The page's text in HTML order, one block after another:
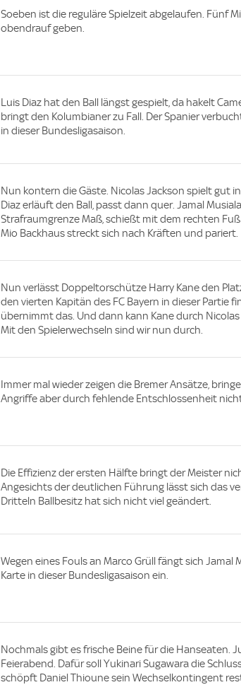
Soeben ist die reguläre Spielzeit abgelaufen. Fünf
obendrauf geben.
Luis Diaz hat den Ball längst gespielt, da hakelt
bringt den Kolumbianer zu Fall. Der Spanier
in dieser Bundesligasaison.
Nun kontern die Gäste. Nicolas Jackson spielt gut
Diaz erläuft den Ball, passt dann quer. Jamal
Strafraumgrenze Maß, schießt mit dem rechten
Mio Backhaus streckt sich nach Kräften und pariert.
Nun verlässt Doppeltorschütze Harry Kane den
den vierten Kapitän des FC Bayern in dieser Partie
übernimmt das. Und dann kann Kane durch
Mit den Spielerwechseln sind wir nun durch.
Immer mal wieder zeigen die Bremer Ansätze,
Angriffe aber durch fehlende Entschlossenheit
Die Effizienz der ersten Hälfte bringt der Meister
Angesichts der deutlichen Führung lässt sich das
Dritteln Ballbesitz hat sich nicht viel geändert.
Wegen eines Fouls an Marco Grüll fängt sich Jamal
Karte in dieser Bundesligasaison ein.
Nochmals gibt es frische Beine für die Hanseaten.
Feierabend. Dafür soll Yukinari Sugawara die
schöpft Daniel Thioune sein Wechselkontingent